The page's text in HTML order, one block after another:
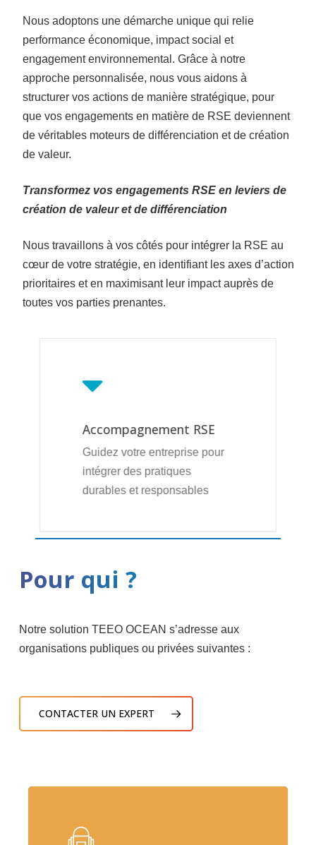
Nous adoptons une démarche unique qui relie
performance économique, impact social et
engagement environnemental. Grâce à notre
approche personnalisée, nous vous aidons à
structurer vos actions de manière stratégique, pour
que vos engagements en matière de RSE deviennent
de véritables moteurs de différenciation et de création
de valeur.
Transformez vos engagements RSE en leviers de
création de valeur et de différenciation
Nous travaillons à vos côtés pour intégrer la RSE au
cœur de votre stratégie, en identifiant les axes d’action
prioritaires et en maximisant leur impact auprès de
toutes vos parties prenantes.
Accompagnement RSE
Guidez votre entreprise pour
intégrer des pratiques
durables et responsables
Pour qui ?
Notre solution TEEO OCEAN s’adresse aux
organisations publiques ou privées suivantes :
CONTACTER UN EXPERT